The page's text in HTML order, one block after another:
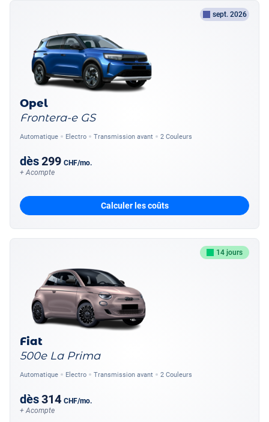
sept. 2026
Opel
Frontera-e GS
Automatique Electro Transmission avant 2 Couleurs
dès299 CHF/mo.
+ Acompte
Calculer les coûts
14 jours
Fiat
500e La Prima
Automatique Electro Transmission avant 2 Couleurs
dès314 CHF/mo.
+ Acompte